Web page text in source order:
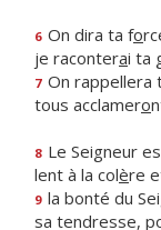
6 On dira ta fo
je raconterai ta
7 On rappellera
tous acclamero
8 Le Seigneur
lent à la colère
9 la bonté du
sa tendresse,